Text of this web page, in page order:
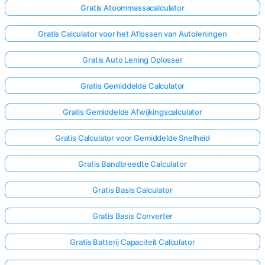
Gratis Atoommassacalculator
Gratis Calculator voor het Aflossen van Autoleningen
Gratis Auto Lening Oplosser
Gratis Gemiddelde Calculator
Gratis Gemiddelde Afwijkingscalculator
Gratis Calculator voor Gemiddelde Snelheid
Gratis Bandbreedte Calculator
Gratis Basis Calculator
Gratis Basis Converter
Gratis Batterij Capaciteit Calculator